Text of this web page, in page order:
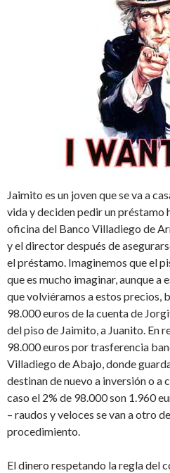
Jaimito es un joven que se va a
vida y deciden pedir un
oficina del Banco Villadiego de
y el director después de
el préstamo. Imaginemos que el
que es mucho imaginar, aunque a
que volviéramos a estos precios,
98.000 euros de la cuenta de
del piso de Jaimito, a Juanito. En
98.000 euros por trasferencia
Villadiego de Abajo, donde
destinan de nuevo a inversión o a
caso el 2% de 98.000 son 1.960
– raudos y veloces se van a otro
procedimiento.
El dinero respetando la regla del